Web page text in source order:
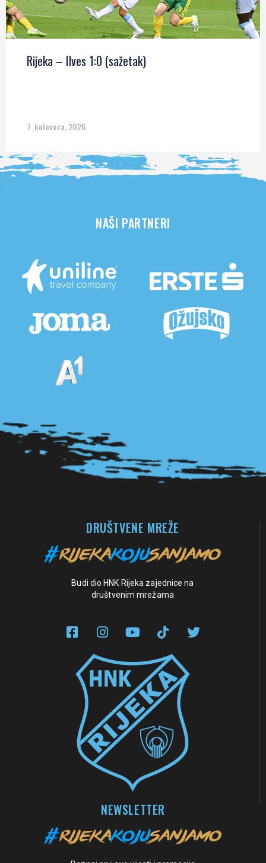
Rijeka – Ilves 1:0 (sažetak)
7. kolovoza, 2026
NAŠI PARTNERI
DRUŠTVENE MREŽE
Budi dio HNK Rijeka zajednice na
društvenim mrežama
NEWSLETTER